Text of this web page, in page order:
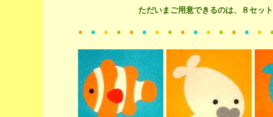
ただいまご用意できるのは、８セッ
● ● ● ● ● ● ● ● ● ● ● ● ● ● ●